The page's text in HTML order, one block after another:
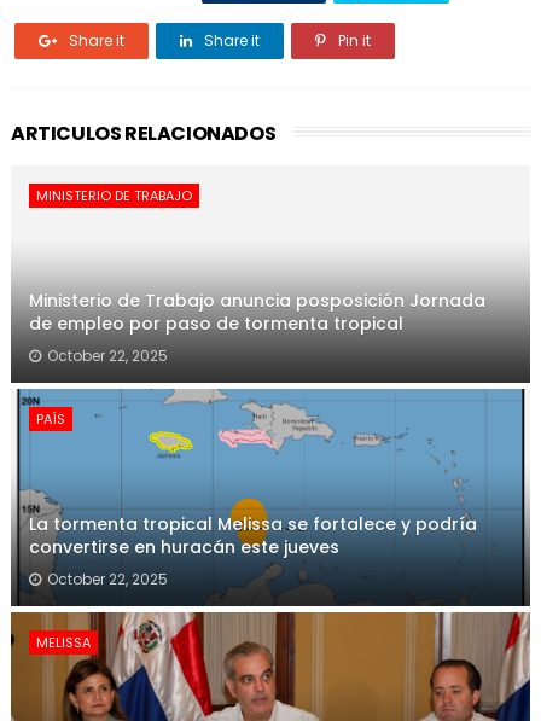
Share it Share it Pin it
ARTICULOS RELACIONADOS
MINISTERIO DE TRABAJO
Ministerio de Trabajo anuncia posposición Jornada
de empleo por paso de tormenta tropical
October 22, 2025
PAÍS
La tormenta tropical Melissa se fortalece y podría
convertirse en huracán este jueves
October 22, 2025
MELISSA